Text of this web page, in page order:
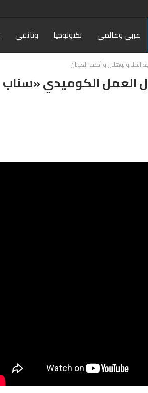
عربي وعالمي تكنولوجيا وثائقي
و بوهلال و أحمد العونان
العمل الكوميدي «سناب